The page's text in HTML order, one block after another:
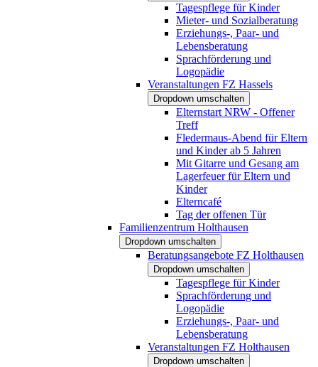
Tagespflege für Kinder
Mieter- und Sozialberatung
Erziehungs-, Paar- und
Lebensberatung
Sprachförderung und
Logopädie
Veranstaltungen FZ Hassels
Dropdown umschalten
Elternstart NRW - Offener
Treff
Fledermaus-Abend für Eltern
und Kinder ab 5 Jahren
Mit Gitarre und Gesang am
Lagerfeuer für Eltern und
Kinder
Elterncafé
Tag der offenen Tür
Familienzentrum Holthausen
Dropdown umschalten
Beratungsangebote FZ Holthausen
Dropdown umschalten
Tagespflege für Kinder
Sprachförderung und
Logopädie
Erziehungs-, Paar- und
Lebensberatung
Veranstaltungen FZ Holthausen
Dropdown umschalten